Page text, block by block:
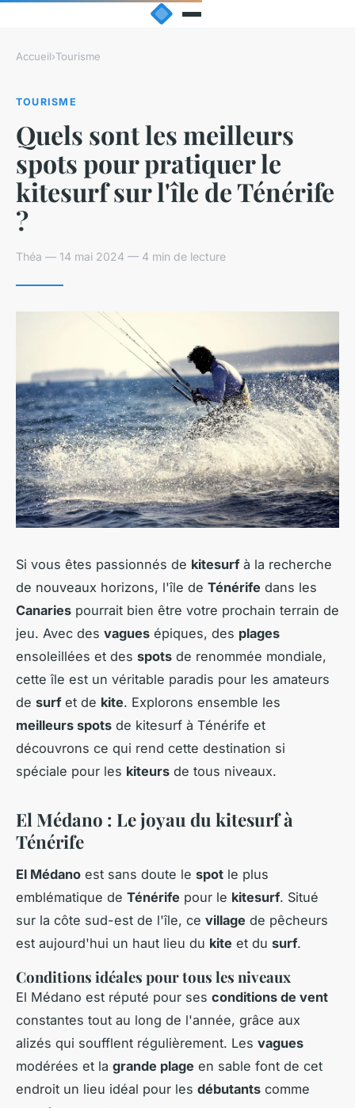
Accueil›Tourisme
TOURISME
Quels sont les meilleurs
spots pour pratiquer le
kitesurf sur l'île de Ténérife
?
Théa — 14 mai 2024 — 4 min de lecture
Si vous êtes passionnés de kitesurfà la recherche
de nouveaux horizons, l'île de Ténérife dans les
Canaries pourrait bien être votre prochain terrain de
jeu. Avec des vagues épiques, des plages
ensoleillées et des spots de renommée mondiale,
cette île est un véritable paradis pour les amateurs
de surfet de kite. Explorons ensemble les
meilleurs spots de kitesurf à Ténérife et
découvrons ce qui rend cette destination si
spéciale pour les kiteurs de tous niveaux.
El Médano : Le joyau du kitesurf à
Ténérife
El Médano est sans doute le spot le plus
emblématique de Ténérife pour le kitesurf. Situé
sur la côte sud-est de l'île, ce village de pêcheurs
est aujourd'hui un haut lieu du kite et du surf.
Conditions idéales pour tous les niveaux
El Médano est réputé pour ses conditions de vent
constantes tout au long de l'année, grâce aux
alizés qui soufflent régulièrement. Les vagues
modérées et la grande plage en sable font de cet
endroit un lieu idéal pour les débutants comme